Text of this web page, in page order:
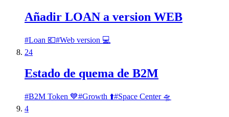
Añadir LOAN a version WEB
#Loan 💶#Web version 💻
24
Estado de quema de B2M
#B2M Token 💙#Growth ⬆️#Space Center 🛸
4